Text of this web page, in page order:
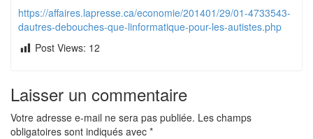
https://affaires.lapresse.ca/economie/201401/29/01-4733543-
dautres-debouches-que-linformatique-pour-les-autistes.php
Post Views: 12
Laisser un commentaire
Votre adresse e-mail ne sera pas publiée. Les champs
obligatoires sont indiqués avec *